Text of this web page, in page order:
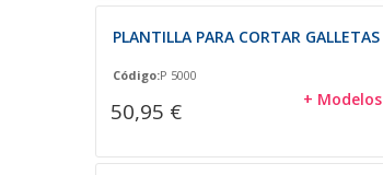
PLANTILLA PARA CORTAR GALLETAS
Código:P 5000
50,95 € + Modelos